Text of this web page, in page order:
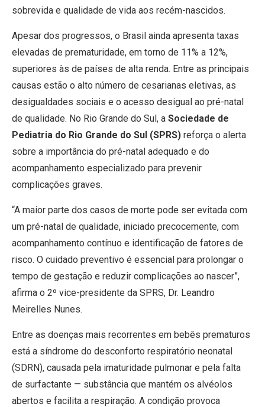
sobrevida e qualidade de vida aos recém-nascidos.
Apesar dos progressos, o Brasil ainda apresenta taxas
elevadas de prematuridade, em torno de 11% a 12%,
superiores às de países de alta renda. Entre as principais
causas estão o alto número de cesarianas eletivas, as
desigualdades sociais e o acesso desigual ao pré-natal
de qualidade. No Rio Grande do Sul, a Sociedade de
Pediatria do Rio Grande do Sul (SPRS) reforça o alerta
sobre a importância do pré-natal adequado e do
acompanhamento especializado para prevenir
complicações graves.
“A maior parte dos casos de morte pode ser evitada com
um pré-natal de qualidade, iniciado precocemente, com
acompanhamento contínuo e identificação de fatores de
risco. O cuidado preventivo é essencial para prolongar o
tempo de gestação e reduzir complicações ao nascer”,
afirma o 2º vice-presidente da SPRS, Dr. Leandro
Meirelles Nunes.
Entre as doenças mais recorrentes em bebês prematuros
está a síndrome do desconforto respiratório neonatal
(SDRN), causada pela imaturidade pulmonar e pela falta
de surfactante — substância que mantém os alvéolos
abertos e facilita a respiração. A condição provoca